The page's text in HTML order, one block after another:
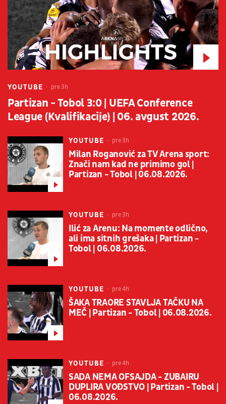
YOUTUBE pre 3h
Partizan - Tobol 3:0 | UEFA Conference
League (Kvalifikacije) | 06. avgust 2026.
YOUTUBE pre 3h
Milan Roganović za TV Arena sport:
Znači nam kad ne primimo gol |
Partizan - Tobol | 06.08.2026.
YOUTUBE pre 3h
Ilić za Arenu: Na momente odlično,
ali ima sitnih grešaka | Partizan -
Tobol | 06.08.2026.
YOUTUBE pre 4h
ŠAKA TRAORE STAVLJA TAČKU NA
MEČ | Partizan - Tobol | 06.08.2026.
YOUTUBE pre 4h
SADA NEMA OFSAJDA - ZUBAIRU
DUPLIRA VOĐSTVO | Partizan - Tobol |
06.08.2026.